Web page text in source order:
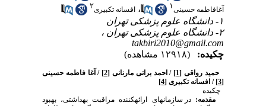
آغافاطمه حسینی۱ ، افسانه تکبیری۲
۱- دانشگاه علوم پزشکی تهران
۲- دانشگاه علوم پزشکی تهران ،
takbiri2010@gmail.com
چکیده:
(۱۲۹۱۸ مشاهده)
حمید رواقی [1] / احمد براتی مار‏نانی [2]
/ آغا فاطمه حسینی
[3]
/ افسانه تکبیری [4]
چکیده
مقدمه:در سازمان­های ارائه­کننده مراقبت بهداشتی، بهبود